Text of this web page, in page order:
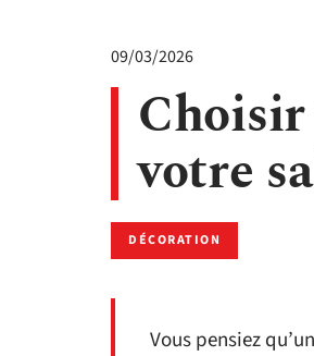
09/03/2026
votre
DÉCORATION
Vous pensiez